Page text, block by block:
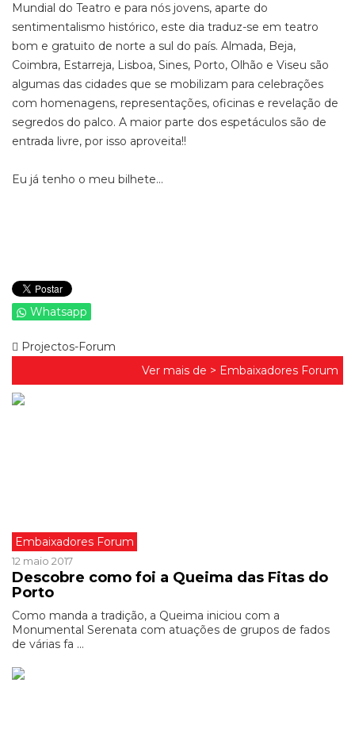
Mundial do Teatro e para nós jovens, aparte do
sentimentalismo histórico, este dia traduz-se em teatro
bom e gratuito de norte a sul do país. Almada, Beja,
Coimbra, Estarreja, Lisboa, Sines, Porto, Olhão e Viseu são
algumas das cidades que se mobilizam para celebrações
com homenagens, representações, oficinas e revelação de
segredos do palco. A maior parte dos espetáculos são de
entrada livre, por isso aproveita!!
Eu já tenho o meu bilhete...
Whatsapp
Projectos-Forum
Ver mais de > Embaixadores Forum
Embaixadores Forum
12 maio 2017
Descobre como foi a Queima das Fitas do
Porto
Como manda a tradição, a Queima iniciou com a
Monumental Serenata com atuações de grupos de fados
de várias fa ...